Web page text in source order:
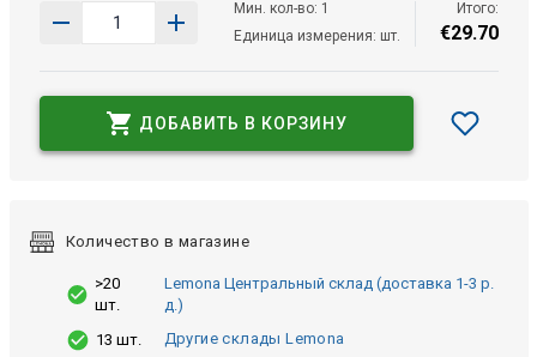
Мин. кол-во: 1
Единица измерения: шт.
Итого:
€29.70
ДОБАВИТЬ В КОРЗИНУ
Количество в магазине
>20
шт.
Lemona Центральный склад (доставка 1-3 р.
д.)
13 шт.
Другие склады Lemona